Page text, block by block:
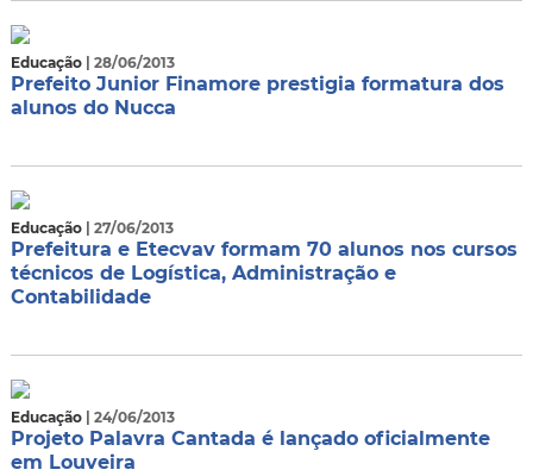
Educação | 28/06/2013
Prefeito Junior Finamore prestigia formatura dos
alunos do Nucca
Educação | 27/06/2013
Prefeitura e Etecvav formam 70 alunos nos cursos
técnicos de Logística, Administração e
Contabilidade
Educação | 24/06/2013
Projeto Palavra Cantada é lançado oficialmente
em Louveira